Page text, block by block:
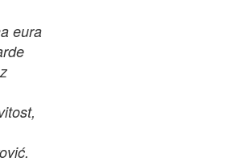
eura